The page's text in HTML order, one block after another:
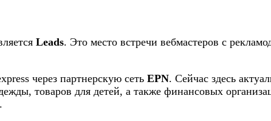
Leads. Это место встречи вебмастеров с
через партнерскую сеть EPN. Сейчас здесь
товаров для детей, а также финансовых